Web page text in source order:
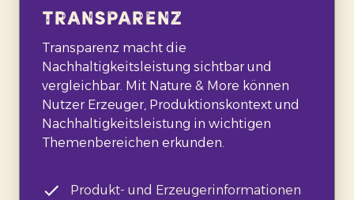
Transparenz
Transparenz macht die
Nachhaltigkeitsleistung sichtbar und
vergleichbar. Mit Nature & More können
Nutzer Erzeuger, Produktionskontext und
Nachhaltigkeitsleistung in wichtigen
Themenbereichen erkunden.
Produkt- und Erzeugerinformationen